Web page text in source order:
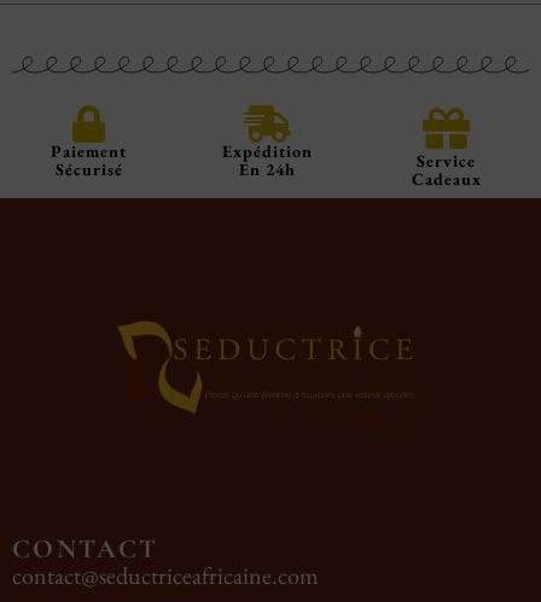
Paiement
Sécurisé
Expédition
En 24h
Service
Cadeaux
CONTACT
contact@seductriceafricaine.com